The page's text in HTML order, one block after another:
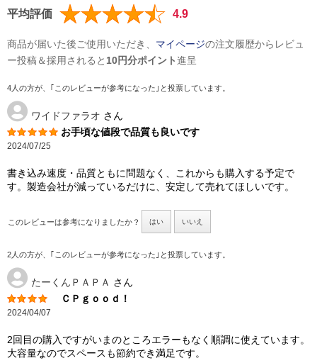
平均評価 4.9
商品が届いた後ご使用いただき、 マイページの注文履歴からレビュ
ー投稿＆採用されると 10円分ポイント進呈
4人の方が、｢このレビューが参考になった｣と投票しています。
ワイドファラオ さん
お手頃な値段で品質も良いです
2024/07/25
書き込み速度・品質ともに問題なく、これからも購入する予定で
す。製造会社が減っているだけに、安定して売れてほしいです。
このレビューは参考になりましたか？ はい いいえ
2人の方が、｢このレビューが参考になった｣と投票しています。
たーくんＰＡＰＡ さん
ＣＰｇｏｏｄ！
2024/04/07
2回目の購入ですがいまのところエラーもなく順調に使えています。
大容量なのでスペースも節約でき満足です。